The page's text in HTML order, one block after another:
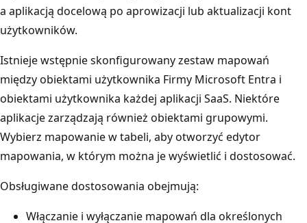
a aplikacją docelową po aprowizacji lub aktualizacji kont
użytkowników.
Istnieje wstępnie skonfigurowany zestaw mapowań
między obiektami użytkownika Firmy Microsoft Entra i
obiektami użytkownika każdej aplikacji SaaS. Niektóre
aplikacje zarządzają również obiektami grupowymi.
Wybierz mapowanie w tabeli, aby otworzyć edytor
mapowania, w którym można je wyświetlić i dostosować.
Obsługiwane dostosowania obejmują:
Włączanie i wyłączanie mapowań dla określonych